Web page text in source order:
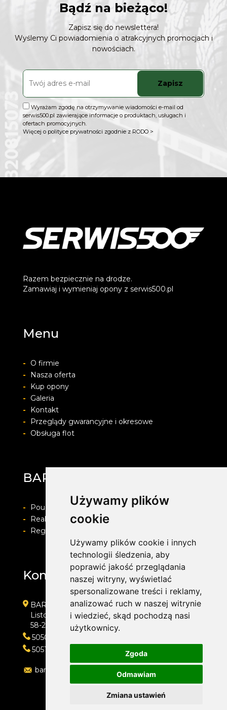
Używamy plików
cookie
Używamy plików cookie i innych
technologii śledzenia, aby
poprawić jakość przeglądania
naszej witryny, wyświetlać
spersonalizowane treści i reklamy,
analizować ruch w naszej witrynie
i wiedzieć, skąd pochodzą nasi
użytkownicy.
Zgoda
Odmawiam
Zmiana ustawień
Bądź na bieżąco!
Zapisz się do newslettera!
Wyślemy Ci powiadomienia o atrakcyjnych promocjach i
nowościach.
Zapisz
Wyrażam zgodę na otrzymywanie wiadomości e-mail od
serwis500.pl zawierające informacje o produktach, usługach i
ofertach promocyjnych.
Więcej o polityce prywatności zgodnie z RODO >
Razem bezpiecznie na drodze.
Zamawiaj i wymieniaj opony z serwis500.pl
Menu
-
O firmie
-
Nasza oferta
-
Kup opony
-
Galeria
-
Kontakt
-
Przeglądy gwarancyjne i okresowe
-
Obsługa flot
BARWACZ GROUP
-
Pouczenie o prawie do odstapienia od umowy
-
Realizacja zamówienia i formy płatności
-
Regulamin i Polityka prywatności
Kontakt
BARWACZ GROUP
Listopada 7
58-200 Dzierżoniów
505016318
505143159
barwacz.group@gmail.com